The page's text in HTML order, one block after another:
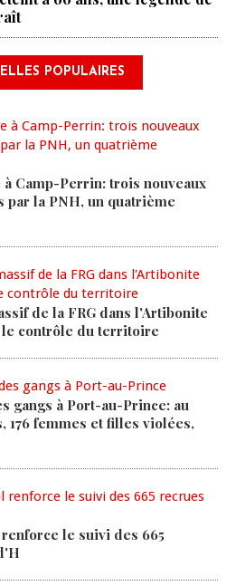
POPULAIRES
Camp-Perrin: trois nouveaux
par la PNH, un quatrième
de la FRG dans l'Artibonite
contrôle du territoire
gangs à Port-au-Prince: au
176 femmes et filles violées,
le suivi des 665